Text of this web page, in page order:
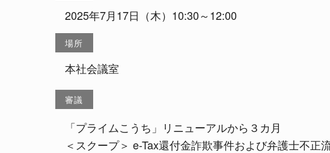
2025年7月17日（木）10:30～12:00
場所
本社会議室
審議
「プライムこうち」リニューアルから３カ月
＜スクープ＞ e-Tax還付金詐欺事件および弁護士不正